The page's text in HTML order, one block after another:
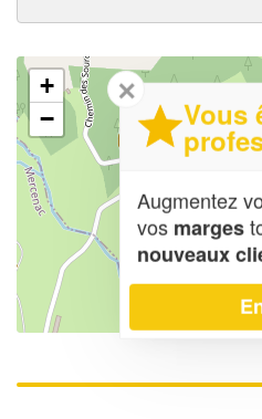
+
−
✕
Vous
Augmentez
vos marges
nouveaux